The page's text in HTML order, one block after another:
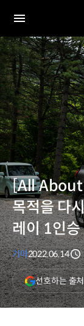
전체
메뉴
[All About
목적을 다
레이 1인승
기아2022.06.14
선호하는 출